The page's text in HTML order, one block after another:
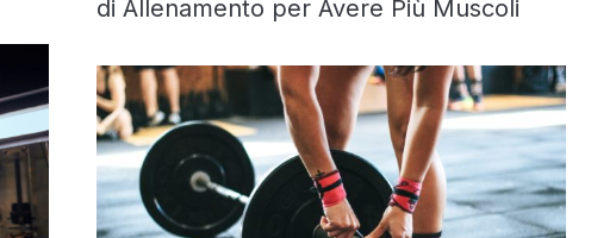
di Allenamento per Avere Più Muscoli